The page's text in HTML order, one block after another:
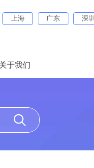
上海 广东 深圳
关于我们